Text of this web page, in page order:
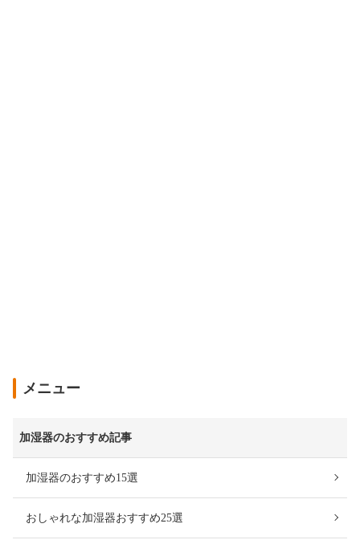
メニュー
加湿器のおすすめ記事
加湿器のおすすめ15選
おしゃれな加湿器おすすめ25選